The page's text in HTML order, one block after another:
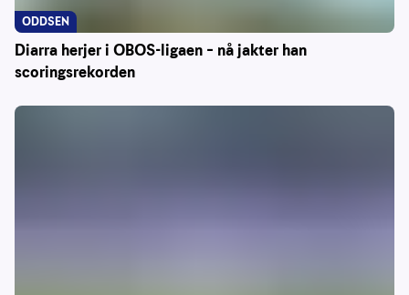
Diarra herjer i OBOS-ligaen – nå jakter han
scoringsrekorden
ODDSEN